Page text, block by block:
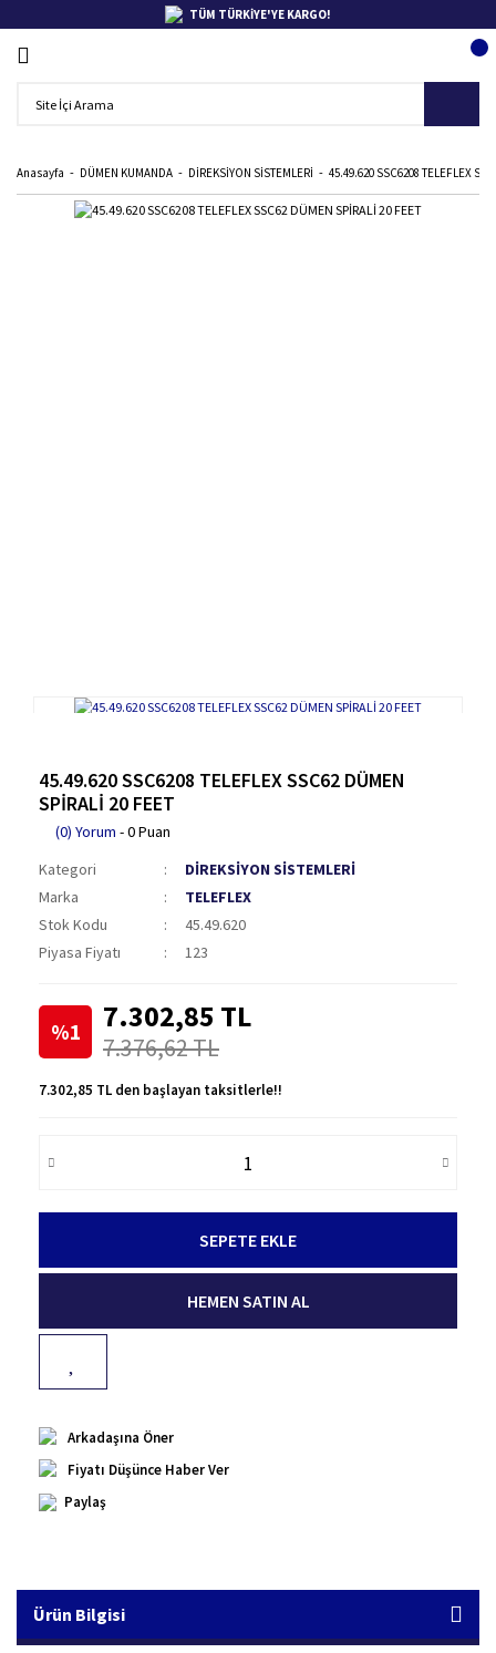
TÜM TÜRKİYE'YE KARGO!
Anasayfa DÜMEN KUMANDA DİREKSİYON SİSTEMLERİ 45.49.620 SSC6208 TELEFLEX
45.49.620 SSC6208 TELEFLEX SSC62 DÜMEN
SPİRALİ 20 FEET
(0) Yorum - 0 Puan
Kategori
DİREKSİYON SİSTEMLERİ
Marka
TELEFLEX
Stok Kodu
45.49.620
Piyasa Fiyatı
123
%1 7.302,85 TL
7.376,62 TL
7.302,85 TL den başlayan taksitlerle!!
SEPETE EKLE
HEMEN SATIN AL
Arkadaşına Öner
Fiyatı Düşünce Haber Ver
Paylaş
Ürün Bilgisi